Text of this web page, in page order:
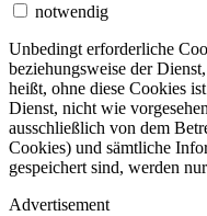
notwendig
Unbedingt erforderliche
beziehungsweise der
heißt, ohne diese Cookies
Dienst, nicht wie
ausschließlich von dem
Cookies) und sämtliche
gespeichert sind, werden
Advertisement